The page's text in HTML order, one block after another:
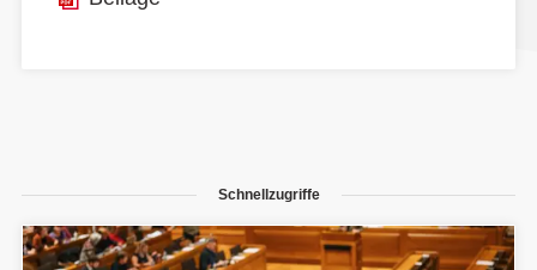
Schnellzugriffe